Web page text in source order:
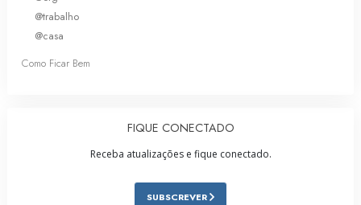
@trabalho
@casa
Como Ficar Bem
FIQUE CONECTADO
Receba atualizações e fique conectado.
SUBSCREVER